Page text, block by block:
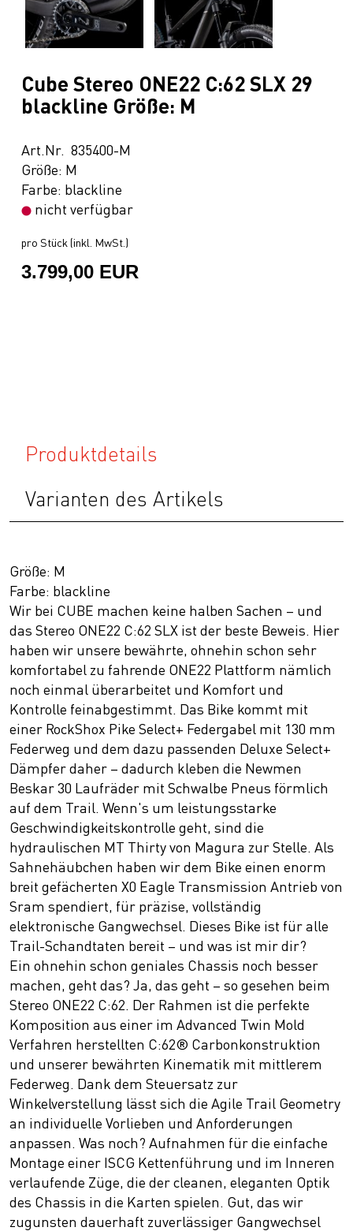
Cube Stereo ONE22 C:62 SLX 29
blackline Größe: M
Art.Nr. 835400-M
Größe: M
Farbe: blackline
nicht verfügbar
pro Stück (inkl. MwSt.)
3.799,00 EUR
Produktdetails
Varianten des Artikels
Größe: M
Farbe: blackline
Wir bei CUBE machen keine halben Sachen – und
das Stereo ONE22 C:62 SLX ist der beste Beweis. Hier
haben wir unsere bewährte, ohnehin schon sehr
komfortabel zu fahrende ONE22 Plattform nämlich
noch einmal überarbeitet und Komfort und
Kontrolle feinabgestimmt. Das Bike kommt mit
einer RockShox Pike Select+ Federgabel mit 130 mm
Federweg und dem dazu passenden Deluxe Select+
Dämpfer daher – dadurch kleben die Newmen
Beskar 30 Laufräder mit Schwalbe Pneus förmlich
auf dem Trail. Wenn's um leistungsstarke
Geschwindigkeitskontrolle geht, sind die
hydraulischen MT Thirty von Magura zur Stelle. Als
Sahnehäubchen haben wir dem Bike einen enorm
breit gefächerten X0 Eagle Transmission Antrieb von
Sram spendiert, für präzise, vollständig
elektronische Gangwechsel. Dieses Bike ist für alle
Trail-Schandtaten bereit – und was ist mir dir?
Ein ohnehin schon geniales Chassis noch besser
machen, geht das? Ja, das geht – so gesehen beim
Stereo ONE22 C:62. Der Rahmen ist die perfekte
Komposition aus einer im Advanced Twin Mold
Verfahren herstellten C:62® Carbonkonstruktion
und unserer bewährten Kinematik mit mittlerem
Federweg. Dank dem Steuersatz zur
Winkelverstellung lässt sich die Agile Trail Geometry
an individuelle Vorlieben und Anforderungen
anpassen. Was noch? Aufnahmen für die einfache
Montage einer ISCG Kettenführung und im Inneren
verlaufende Züge, die der cleanen, eleganten Optik
des Chassis in die Karten spielen. Gut, das wir
zugunsten dauerhaft zuverlässiger Gangwechsel